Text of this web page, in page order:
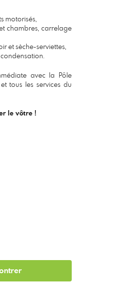
motorisés,
chambres, carrelage
et sèche-serviettes,
avec la Pôle
tous les services du
le vôtre !